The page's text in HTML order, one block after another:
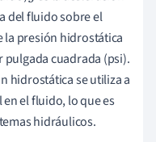
del fluido sobre el
la presión hidrostática
pulgada cuadrada (psi).
hidrostática se utiliza a
el fluido, lo que es
hidráulicos.